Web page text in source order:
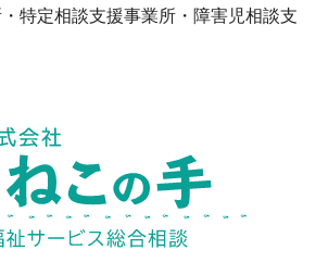
特定相談支援事業所・障害児相談支